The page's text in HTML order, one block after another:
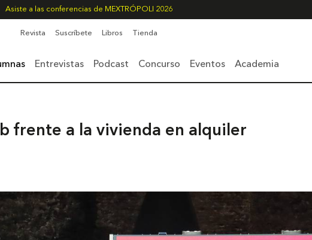
Asiste a las conferencias de MEXTRÓPOLI 2026
Revista Suscríbete Libros Tienda
Entrevistas Podcast Concurso Eventos Academia
frente a la vivienda en alquiler